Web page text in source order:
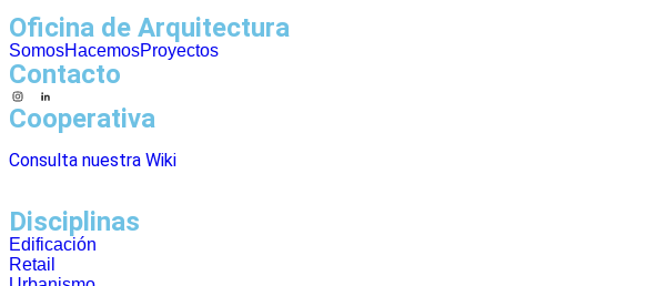
Oficina de Arquitectura
SomosHacemosProyectos
Contacto
Cooperativa
Consulta nuestra Wiki
Disciplinas
Edificación
Retail